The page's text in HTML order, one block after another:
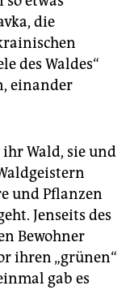
die
des Waldes“
einander
Wald, sie und
und Pflanzen
Jenseits des
Bewohner
ihren „grünen“
gab es